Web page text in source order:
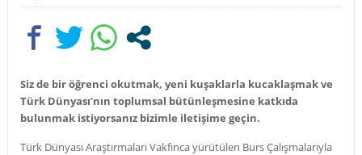
Siz de bir öğrenci okutmak, yeni kuşaklarla kucaklaşmak ve
Türk Dünyası’nın toplumsal bütünleşmesine katkıda
bulunmak istiyorsanız bizimle iletişime geçin.
Türk Dünyası Araştırmaları Vakfınca yürütülen Burs Çalışmalarıyla